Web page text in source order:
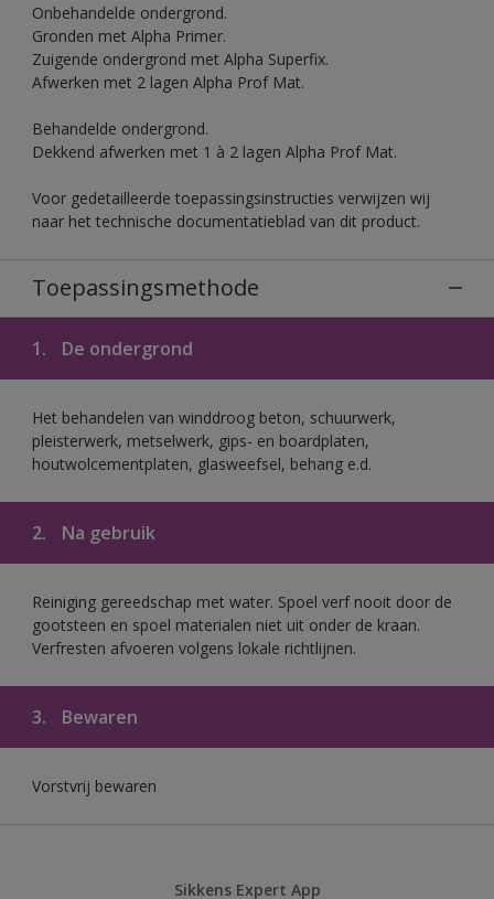
Onbehandelde ondergrond.
Gronden met Alpha Primer.
Zuigende ondergrond met Alpha Superfix.
Afwerken met 2 lagen Alpha Prof Mat.
Behandelde ondergrond.
Dekkend afwerken met 1 à 2 lagen Alpha Prof Mat.
Voor gedetailleerde toepassingsinstructies verwijzen wij
naar het technische documentatieblad van dit product.
Toepassingsmethode
1. De ondergrond
Het behandelen van winddroog beton, schuurwerk,
pleisterwerk, metselwerk, gips- en boardplaten,
houtwolcementplaten, glasweefsel, behang e.d.
2. Na gebruik
Reiniging gereedschap met water. Spoel verf nooit door de
gootsteen en spoel materialen niet uit onder de kraan.
Verfresten afvoeren volgens lokale richtlijnen.
3. Bewaren
Vorstvrij bewaren
Sikkens Expert App